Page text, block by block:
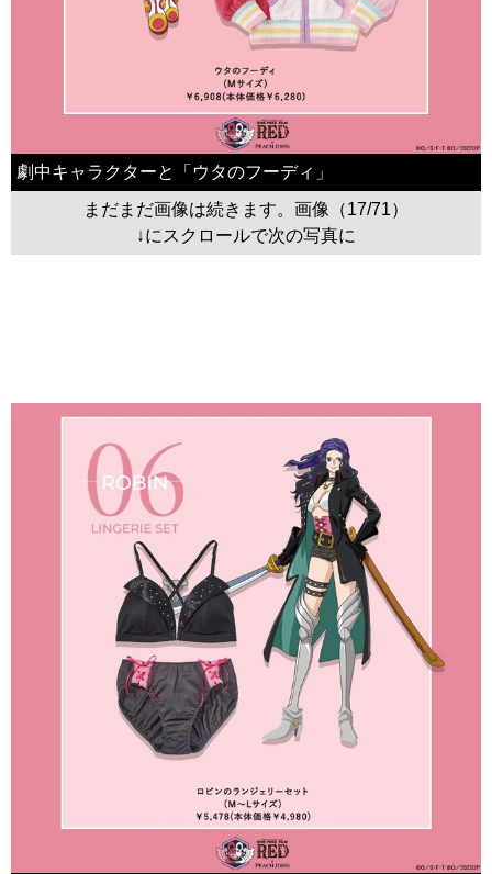
劇中キャラクターと「ウタのフーディ」
まだまだ画像は続きます。画像（17/71）
↓にスクロールで次の写真に